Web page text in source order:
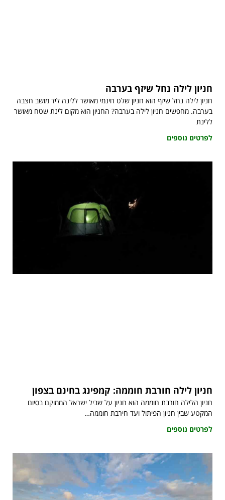
חניון לילה נחל שיזף בערבה
חניון לילה נחל שיזף הוא חניון שלט חינמי מאושר ללינה ליד מושב חצבה
בערבה. מחפשים חניון לילה בערבה? החניון הוא מקום לינת שטח מאושר
ללינת
לפרטים נוספים
חניון לילה חורבת חוממה: קמפינג בחינם בצפון
חניון הלילה חורבת חוממה הוא חניון על שביל ישראל הממוקם בסיום
המקטע שבין חניון הפיתול ועד חירבת חוממה…
לפרטים נוספים